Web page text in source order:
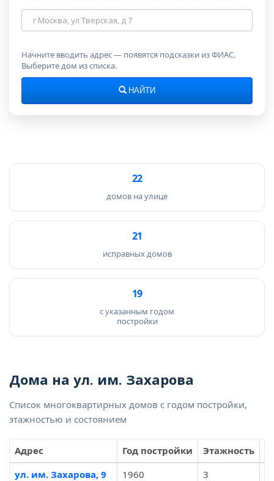
Адрес
дома
Начните вводить адрес — появятся подсказки из ФИАС.
Выберите дом из списка.
НАЙТИ
22
домов на улице
21
исправных домов
19
с указанным годом
постройки
Дома на ул. им. Захарова
Список многоквартирных домов с годом постройки,
этажностью и состоянием
Адрес Год постройки Этажность
ул. им. Захарова, 9
1960 3